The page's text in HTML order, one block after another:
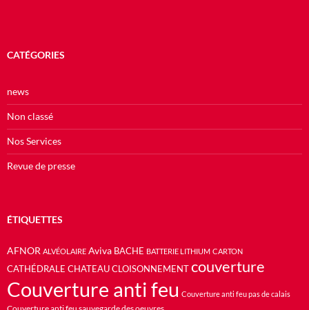
CATÉGORIES
news
Non classé
Nos Services
Revue de presse
ÉTIQUETTES
AFNOR ALVÉOLAIRE Aviva BACHE BATTERIE LITHIUM CARTON
CATHÉDRALE CHATEAU CLOISONNEMENT couverture
Couverture anti feu Couverture anti feu pas de calais